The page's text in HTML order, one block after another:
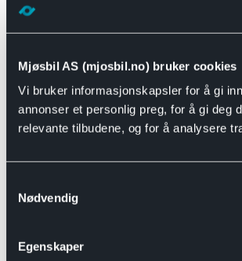
Mjøsbil AS (mjosbil.no) bruker cookies
Vi bruker informasjonskapsler for å gi
annonser et personlig preg, for å gi deg
relevante tilbudene, og for å analysere
Nødvendig
Egenskaper
Motor og drivverk
Se alle Universal
Bremsedeler
Se alle Bremsedeler
Bremsenippler
Drivline og motor
Se alle Drivline og
Eksosanlegg